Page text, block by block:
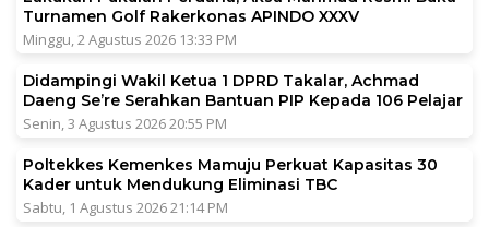
Turnamen Golf Rakerkonas APINDO XXXV
Minggu, 2 Agustus 2026 13:33 PM
Didampingi Wakil Ketua 1 DPRD Takalar, Achmad
Daeng Se’re Serahkan Bantuan PIP Kepada 106 Pelajar
Senin, 3 Agustus 2026 20:55 PM
Poltekkes Kemenkes Mamuju Perkuat Kapasitas 30
Kader untuk Mendukung Eliminasi TBC
Sabtu, 1 Agustus 2026 21:14 PM